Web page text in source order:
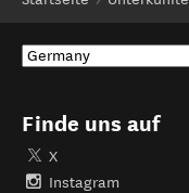
Finde uns auf
X
Instagram